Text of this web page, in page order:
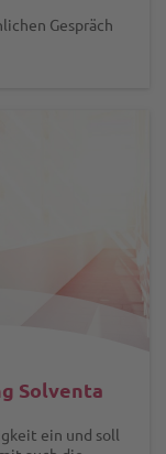
Gespräch
Solventa
ein und soll